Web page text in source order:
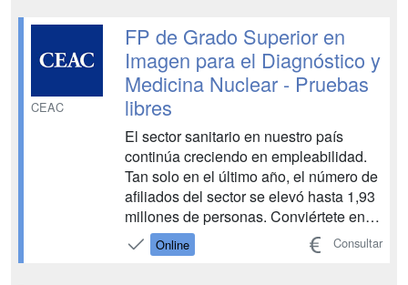
mediante el manejo de distintos
equipos y aparatos, con el objetivo de
de...
CEAC
FP de Grado Superior en
Imagen para el Diagnóstico y
Medicina Nuclear - Pruebas
libres
El sector sanitario en nuestro país
continúa creciendo en empleabilidad.
Tan solo en el último año, el número de
afiliados del sector se elevó hasta 1,93
millones de personas. Conviértete en
uno de ellos superando las Pruebas
Libres de la FP de Grado Superior de
Online Consultar